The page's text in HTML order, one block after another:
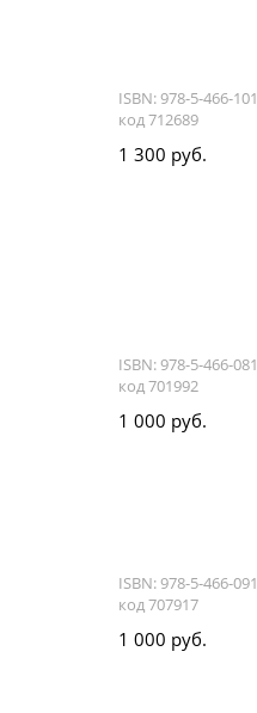
ISBN: 978-5-466-
код 712689
1 300 руб.
ISBN: 978-5-466-
код 701992
1 000 руб.
ISBN: 978-5-466-
код 707917
1 000 руб.